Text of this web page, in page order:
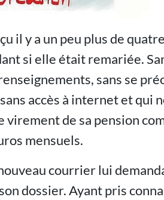
il y a un peu plus de
si elle était remariée.
sans se
accès à internet et qui
virement de sa pension
mensuels.
courrier lui
dossier. Ayant pris